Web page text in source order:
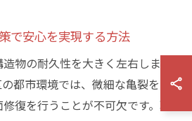
で安心を実現する方法
物の耐久性を大きく左右しま
都市環境では、微細な亀裂を早
復を行うことが不可欠です。現